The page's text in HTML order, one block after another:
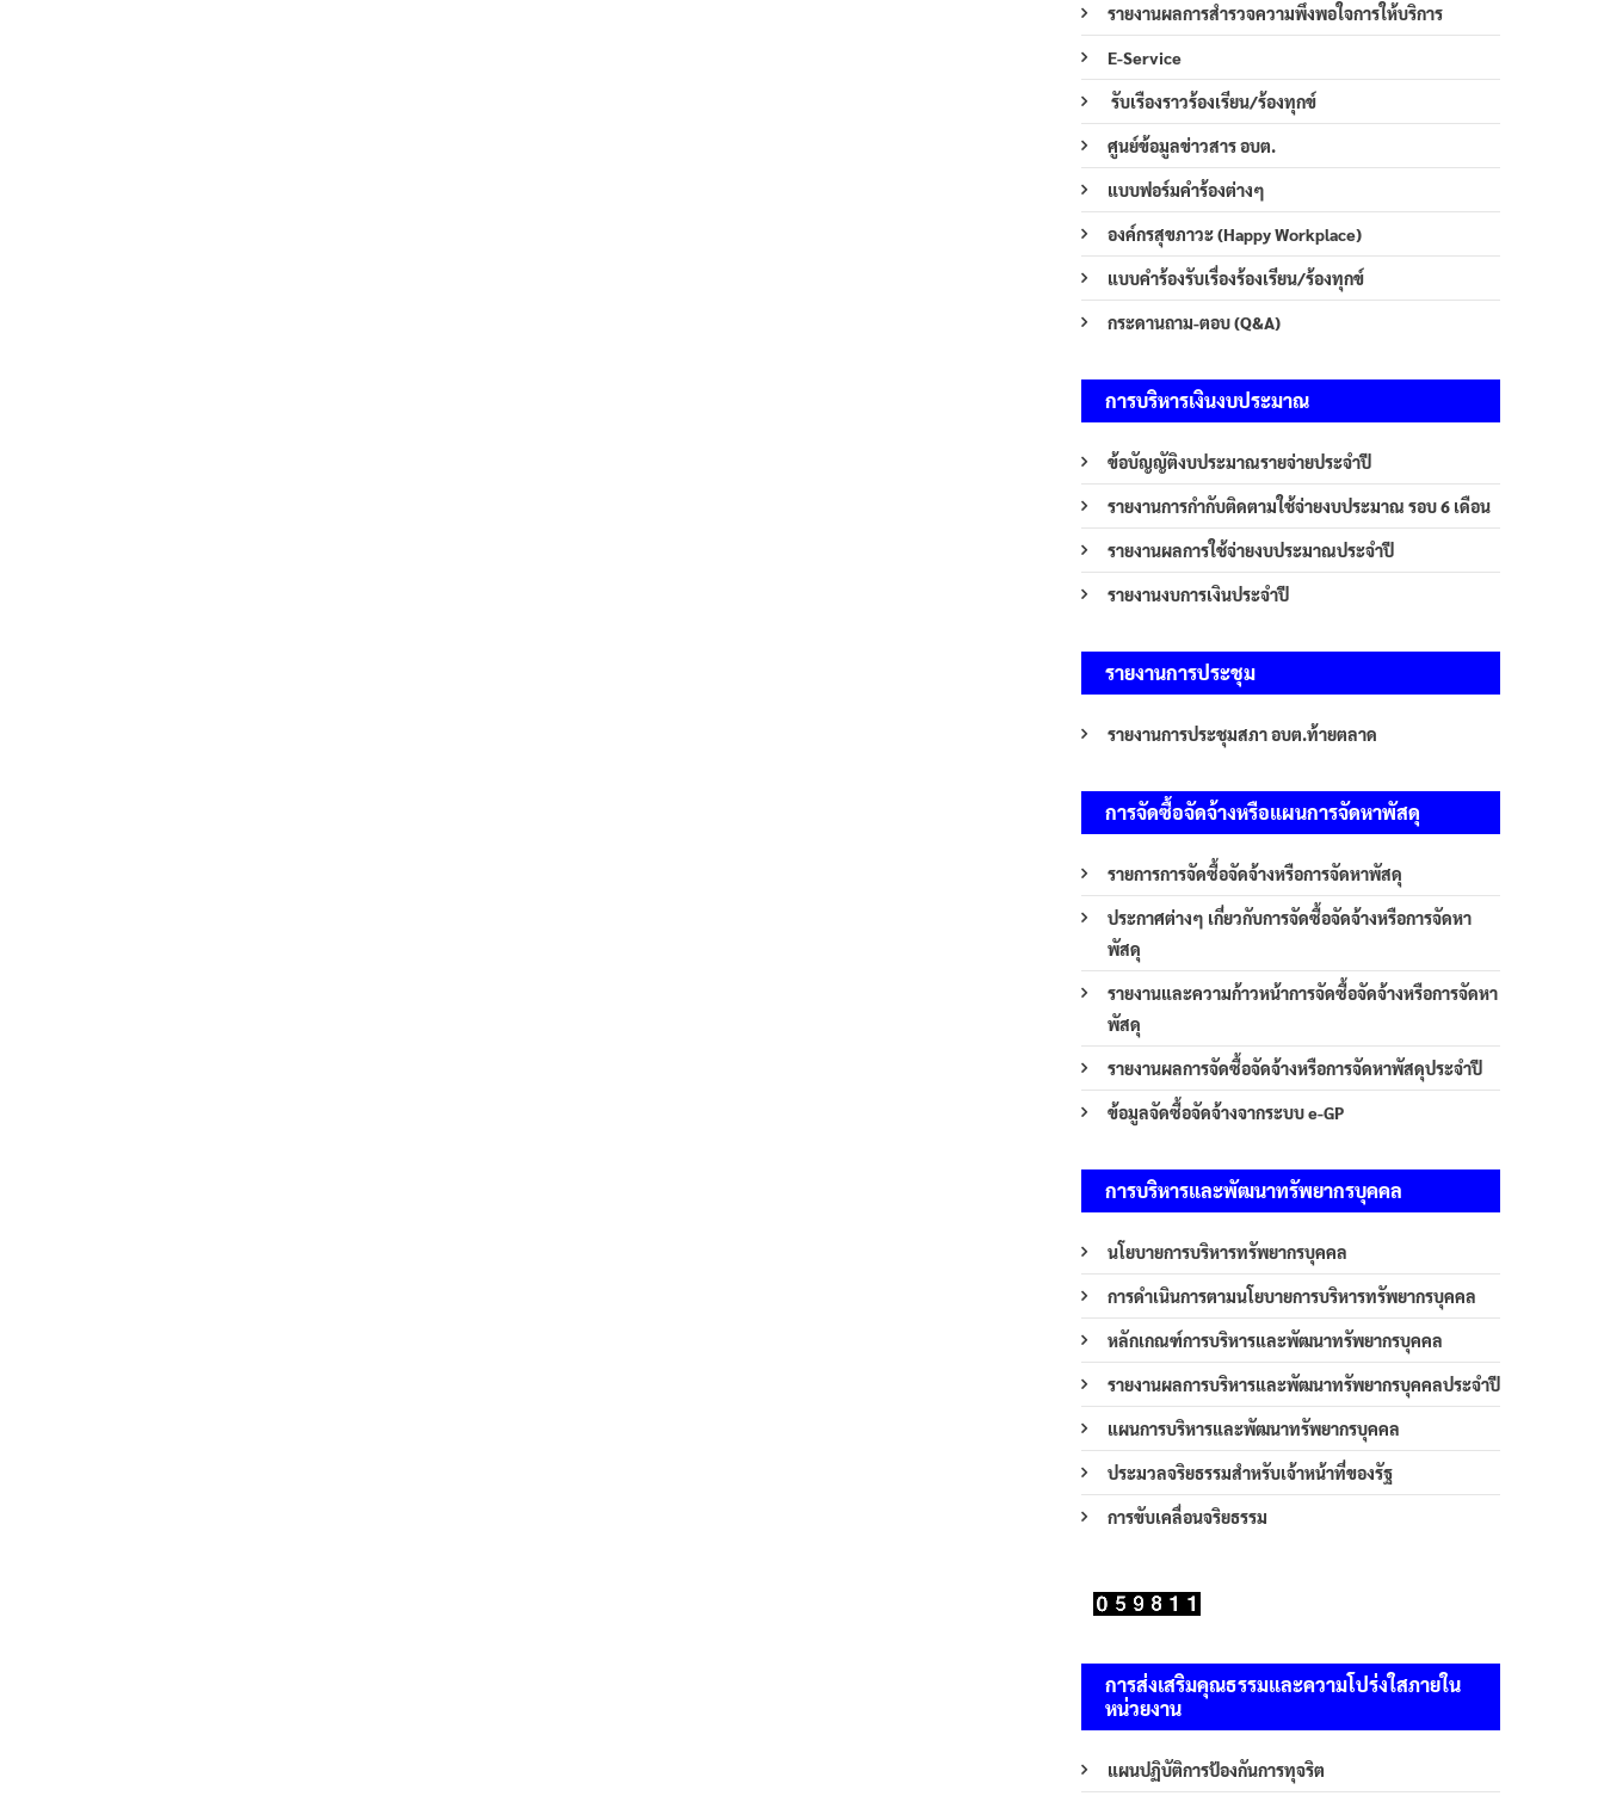
รายงานผลการสำรวจความพึงพอใจการให้บริการ
E-Service
รับเรืองราวร้องเรียน/ร้องทุกข์
ศูนย์ข้อมูลข่าวสาร อบต.
แบบฟอร์มคำร้องต่างๆ
องค์กรสุขภาวะ (Happy Workplace)
แบบคำร้องรับเรื่องร้องเรียน/ร้องทุกข์
กระดานถาม-ตอบ (Q&A)
การบริหารเงินงบประมาณ
ข้อบัญญัติงบประมาณรายจ่ายประจำปี
รายงานการกำกับติดตามใช้จ่ายงบประมาณ รอบ 6 เดือน
รายงานผลการใช้จ่ายงบประมาณประจำปี
รายงานงบการเงินประจำปี
รายงานการประชุม
รายงานการประชุมสภา อบต.ท้ายตลาด
การจัดซื้อจัดจ้างหรือแผนการจัดหาพัสดุ
รายการการจัดซื้อจัดจ้างหรือการจัดหาพัสดุ
ประกาศต่างๆ เกี่ยวกับการจัดซื้อจัดจ้างหรือการจัดหา
พัสดุ
รายงานและความก้าวหน้าการจัดซื้อจัดจ้างหรือการจัดหา
พัสดุ
รายงานผลการจัดซื้อจัดจ้างหรือการจัดหาพัสดุประจำปี
ข้อมูลจัดซื้อจัดจ้างจากระบบ e-GP
การบริหารและพัฒนาทรัพยากรบุคคล
นโยบายการบริหารทรัพยากรบุคคล
การดำเนินการตามนโยบายการบริหารทรัพยากรบุคคล
หลักเกณฑ์การบริหารและพัฒนาทรัพยากรบุคคล
รายงานผลการบริหารและพัฒนาทรัพยากรบุคคลประจำปี
แผนการบริหารและพัฒนาทรัพยากรบุคคล
ประมวลจริยธรรมสำหรับเจ้าหน้าที่ของรัฐ
การขับเคลื่อนจริยธรรม
การส่งเสริมคุณธรรมและความโปร่งใสภายใน
หน่วยงาน
แผนปฏิบัติการป้องกันการทุจริต